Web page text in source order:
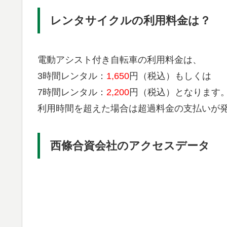
レンタサイクルの利用料金は？
電動アシスト付き自転車の利用料金は、
3時間レンタル： 1,650円（税込）もしくは
​7時間レンタル： 2,200円（税込）となります。
利用時間を超えた場合は超過料金の支払いが
西條合資会社のアクセスデータ